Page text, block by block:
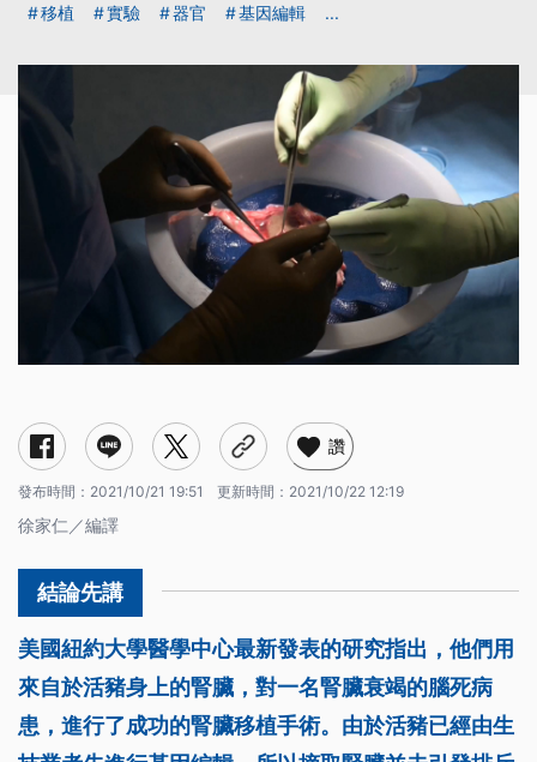
移植 實驗 器官 基因編輯 ...
讚
發布時間： 2021/10/21 19:51 更新時間： 2021/10/22 12:19
徐家仁／編譯
美國紐約大學醫學中心最新發表的研究指出，他們用
來自於活豬身上的腎臟，對一名腎臟衰竭的腦死病
患，進行了成功的腎臟移植手術。由於活豬已經由生